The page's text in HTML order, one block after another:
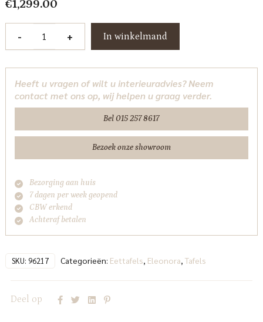
€1,299.00
-
cm
bruin
aantal
+ In winkelmand
Heeft u vragen of wilt u interieuradvies? Neem
contact met ons op, wij helpen u graag verder.
Bel 015 257 8617
Bezoek onze showroom
Bezorging aan huis
7 dagen per week geopend
CBW erkend
Achteraf betalen
SKU: 96217 Categorieën: Eettafels Eleonora Tafels
Deel op